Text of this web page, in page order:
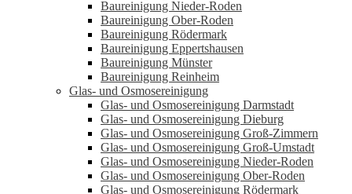
Baureinigung Nieder-Roden
Baureinigung Ober-Roden
Baureinigung Rödermark
Baureinigung Eppertshausen
Baureinigung Münster
Baureinigung Reinheim
Glas- und Osmosereinigung
Glas- und Osmosereinigung Darmstadt
Glas- und Osmosereinigung Dieburg
Glas- und Osmosereinigung Groß-Zimmern
Glas- und Osmosereinigung Groß-Umstadt
Glas- und Osmosereinigung Nieder-Roden
Glas- und Osmosereinigung Ober-Roden
Glas- und Osmosereinigung Rödermark